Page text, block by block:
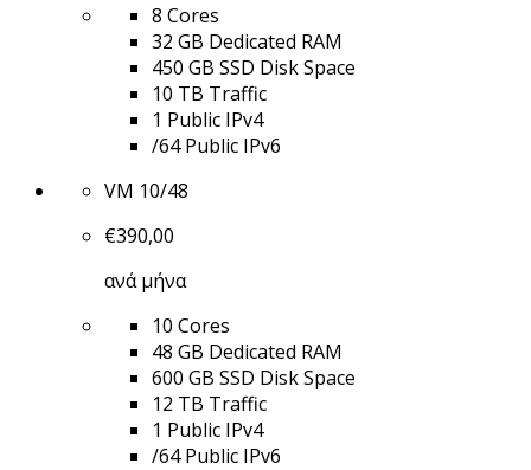
8 Cores
32 GB Dedicated RAM
450 GB SSD Disk Space
10 TB Traffic
1 Public IPv4
/64 Public IPv6
VM 10/48
€390,00
ανά μήνα
10 Cores
48 GB Dedicated RAM
600 GB SSD Disk Space
12 TB Traffic
1 Public IPv4
/64 Public IPv6